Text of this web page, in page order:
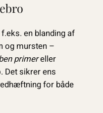
en blanding af
og mursten –
primereller
Det sikrer ens
for både